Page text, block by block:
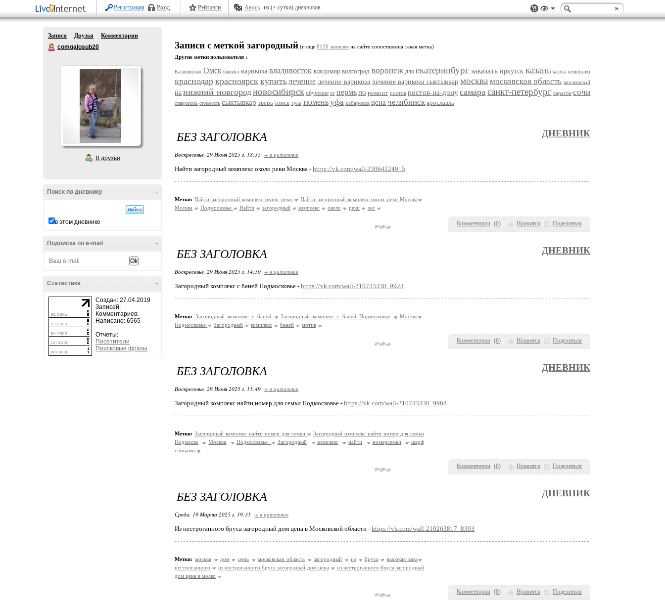
Регистрация Вход Рейтинги Авось из (+ сутки) дневников
Записи Друзья
Комментарии
comgalosub20
В друзья
-
Поиск по дневнику
в этом дневнике
-
Подписка по e-mail
-
Статистика
Создан: 27.04.2019
Записей:
Комментариев:
Написано: 6565
Отчеты:
Посетители
Поисковые фразы
Записи с меткой загородный (и еще 8130 записям на сайте сопоставлена такая метка)
Другие метки пользователя ↓
Калининград Омск барнаул варикоза владивосток владимир волгоград воронеж для екатеринбург заказать иркутск казань калуга кемерово
краснодар красноярск купить лечение лечение варикоза лечение варикоза сыктывкар москва московская область московской
на нижний новгородновосибирск обучение от пермь по ремонт ростов ростов-на-дону самара санкт-петербург саратов сочи
ставрополь стоимость сыктывкар тверь томск тула тюменьуфа хабаровск цена челябинск ярославль
Комментарии (0) Нравится Поделиться
БЕЗ ЗАГОЛОВКА ДНЕВНИК
Воскресенье, 29 Июня 2025 г. 18:35 + в цитатник
Найти загородный комплекс около реки Москва - https://vk.com/wall-230642249_5
Метки: Найти загородный комплекс около реки
Найти загородный комплекс около реки Москва
Москва
Подмосковье Найти загородный комплекс около реки лес
Комментарии (0) Нравится Поделиться
БЕЗ ЗАГОЛОВКА ДНЕВНИК
Воскресенье, 29 Июня 2025 г. 14:50 + в цитатник
Загородный комплекс с баней Подмосковье - https://vk.com/wall-210233338_9923
Метки: Загородный комплекс с баней Загородный комплекс с баней Подмосковье
Москва
Подмосковье
Загородный комплекс баней мотив
Комментарии (0) Нравится Поделиться
БЕЗ ЗАГОЛОВКА ДНЕВНИК
Воскресенье, 29 Июня 2025 г. 11:49 + в цитатник
Загородный комплекс найти номер для семьи Подмосковье - https://vk.com/wall-210233338_9968
Метки: Загородный комплекс найти номер для семьи
Загородный комплекс найти номер для семьи
Подмоско
Москва Подмосковье Загородный комплекс найти номерсемьи
шарф
спицами
Комментарии (0) Нравится Поделиться
БЕЗ ЗАГОЛОВКА ДНЕВНИК
Среда, 19 Марта 2025 г. 19:31 + в цитатник
Из нестроганного бруса загородный дом цена в Московской области - https://vk.com/wall-210263817_8303
Метки: москва дом цена московская область загородный из бруса
высокая ваза
нестроганного
из нестроганного бруса загородный дом цена
из нестроганного бруса загородный
дом цена в моско